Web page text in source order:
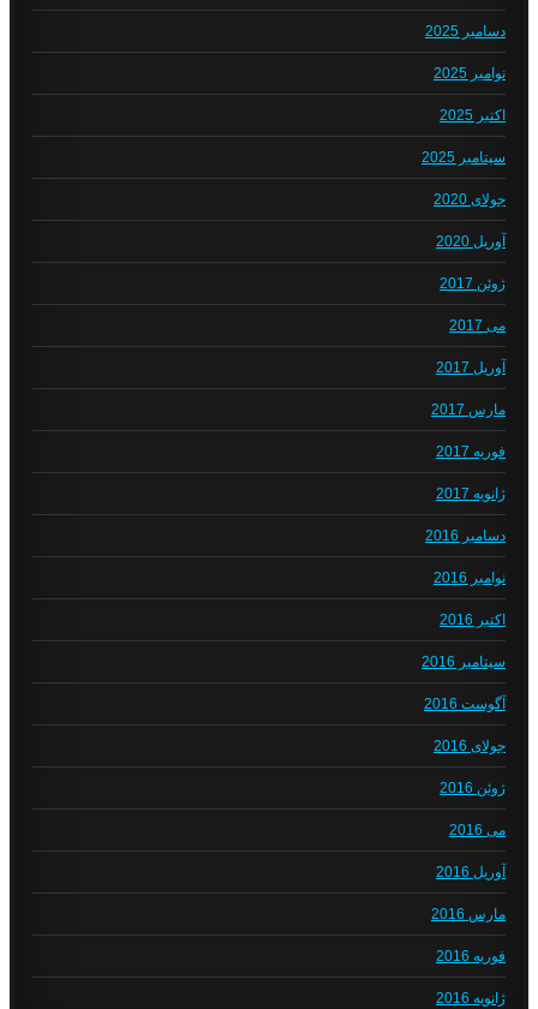
دسامبر 2025
نوامبر 2025
اکتبر 2025
سپتامبر 2025
جولای 2020
آوریل 2020
ژوئن 2017
می 2017
آوریل 2017
مارس 2017
فوریه 2017
ژانویه 2017
دسامبر 2016
نوامبر 2016
اکتبر 2016
سپتامبر 2016
آگوست 2016
جولای 2016
ژوئن 2016
می 2016
آوریل 2016
مارس 2016
فوریه 2016
ژانویه 2016